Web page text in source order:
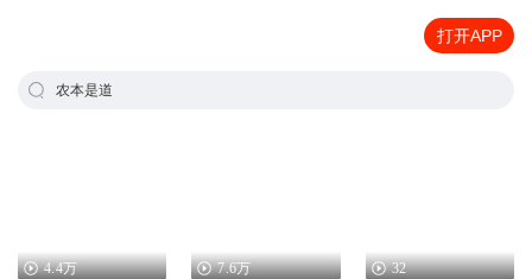
打开APP
农本是道
4.4万 7.6万 32